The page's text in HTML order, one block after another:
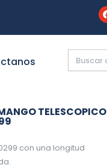
Buscar:
TELESCOPICO
con una longitud